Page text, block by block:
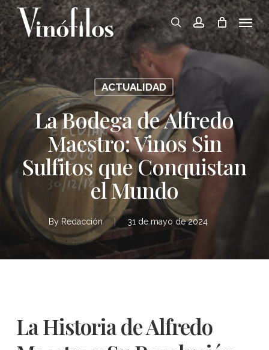
Skip
to
main
content
searchaccount
Menu
ACTUALIDAD
La Bodega de Alfredo
Maestro: Vinos Sin
Sulfitos que Conquistan
el Mundo
By Redacción 31 de mayo de 2024
La Historia de Alfredo